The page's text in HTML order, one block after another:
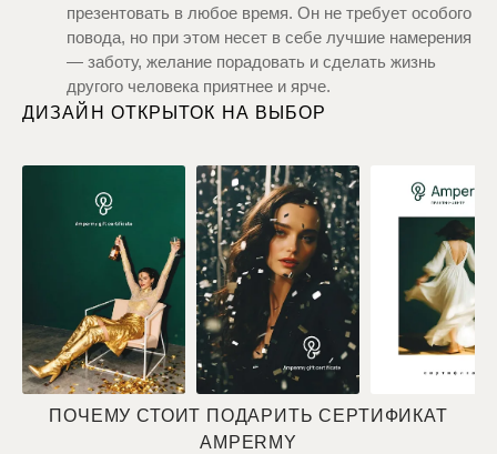
презентовать в любое время. Он не требует особого
повода, но при этом несет в себе лучшие намерения
— заботу, желание порадовать и сделать жизнь
другого человека приятнее и ярче.
ДИЗАЙН ОТКРЫТОК НА ВЫБОР
ПОЧЕМУ СТОИТ ПОДАРИТЬ СЕРТИФИКАТ
AMPERMY